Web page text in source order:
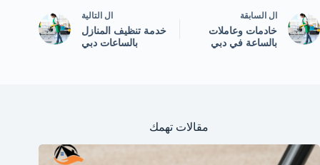
ال السابقة
خادمات وعاملات
بالساعة في دبي
ال التالية
خدمة تنظيف المنازل
بالساعات دبي
مقالات تهمك